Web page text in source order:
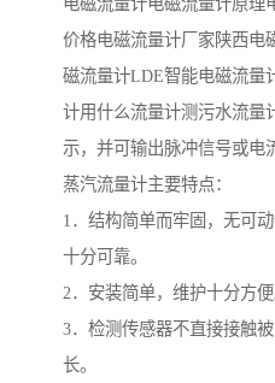
电磁流量计电磁流量计原理
价格电磁流量计厂家陕西电
磁流量计LDE智能电磁流量
计用什么流量计测污水流量
示，并可输出脉冲信号或电
蒸汽流量计主要特点：
1．结构简单而牢固，无可
十分可靠。
2．安装简单，维护十分方便
3．检测传感器不直接接触
长。